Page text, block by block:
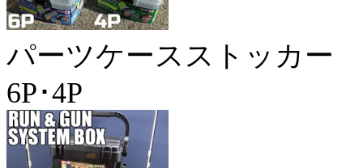
パーツケースストッカー
6P･4P